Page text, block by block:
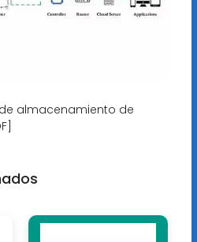
almacenamiento de